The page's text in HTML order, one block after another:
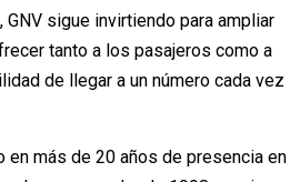
sigue invirtiendo para ampliar
tanto a los pasajeros como a
de llegar a un número cada vez
en más de 20 años de presencia en